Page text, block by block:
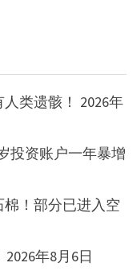
类遗骸！ 2026年
投资账户一年暴增
！部分已进入空
2026年8月6日